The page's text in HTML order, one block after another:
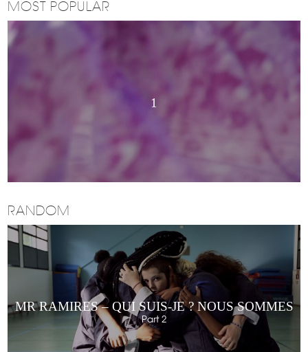
MOST POPULAR
1
RANDOM
MR RAMIRES – QUI SUIS-JE ? NOUS SOMMES
Part 2